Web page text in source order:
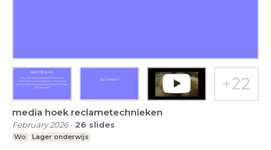
media hoek reclametechnieken
February 2026- 26 slides
Wo Lager onderwijs